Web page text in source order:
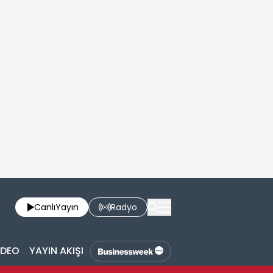
CanlıYayın Radyo
YAYIN AKIŞI